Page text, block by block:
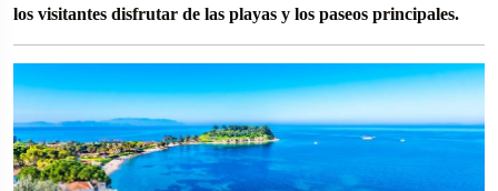
los visitantes disfrutar de las playas y los paseos principales.